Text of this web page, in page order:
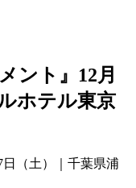
ント』12月
ホテル東京
日（土）｜千葉県浦